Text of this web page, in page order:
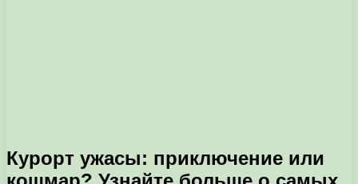
Курорт ужасы: приключение или